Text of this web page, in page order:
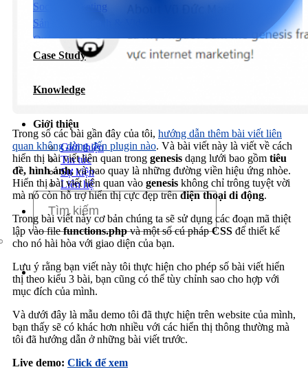
Social Marketing
Sản xuất hình ảnh & Video
Quảng cáo trả phí
Dịch vụ chăm sóc website
Case Study
Knowledge
Giới thiệu
Giới thiệu
Tin tức
Sự kiện
Liên hệ
Trong số các bài gần đây của tôi, hướng dẫn thêm bài viết liên
quan không dùng đến plugin nào. Và bài viết này là viết về cách
hiển thị bài viết liên quan trong genesis dạng lưới bao gồm tiêu
đề, hình ảnh,và bao quay là những đường viền hiệu ứng nhòe.
Hiển thị bài viết liên quan vào genesis không chỉ trông tuyệt vời
mà nó còn hỗ trợ hiển thị cực đẹp trênđiện thoại di động.
Trong bài viết này cơ bản chúng ta sẽ sử dụng các đoạn mã thiệt
lập vào filefunctions.phpvà một số cú phápCSS để thiết kế
cho nó hài hòa với giao diện của bạn.
Lưu ý rằng bạn viết này tôi thực hiện cho phép số bài viết hiển
thị theo kiểu 3 bài, bạn cũng có thể tùy chỉnh sao cho hợp với
mục đích của mình.
Và dưới đây là mẫu demo tôi đã thực hiện trên website của mình,
bạn thấy sẽ có khác hơn nhiều với các hiển thị thông thường mà
tôi đã hướng dẫn ở những bài viết trước.
Live demo: Click để xem